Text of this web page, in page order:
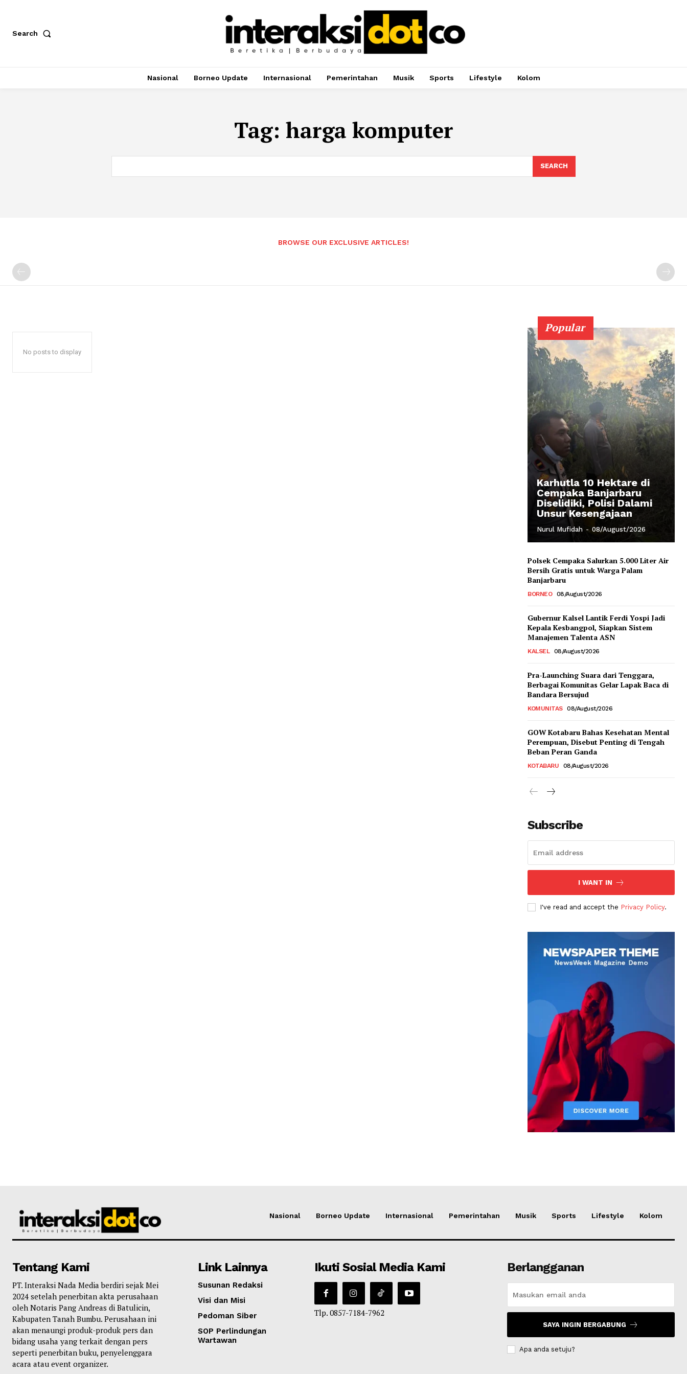
Search
Nasional Borneo Update Internasional Pemerintahan Musik Sports Lifestyle Kolom
Tag: harga komputer
SEARCH
BROWSE OUR EXCLUSIVE ARTICLES!
No posts to display
Popular
Karhutla 10 Hektare di
Cempaka Banjarbaru
Diselidiki, Polisi Dalami
Unsur Kesengajaan
Nurul Mufidah - 08/August/2026
Polsek Cempaka Salurkan 5.000 Liter Air
Bersih Gratis untuk Warga Palam
Banjarbaru
BORNEO 08/August/2026
Gubernur Kalsel Lantik Ferdi Yospi Jadi
Kepala Kesbangpol, Siapkan Sistem
Manajemen Talenta ASN
KALSEL 08/August/2026
Pra-Launching Suara dari Tenggara,
Berbagai Komunitas Gelar Lapak Baca di
Bandara Bersujud
KOMUNITAS 08/August/2026
GOW Kotabaru Bahas Kesehatan Mental
Perempuan, Disebut Penting di Tengah
Beban Peran Ganda
KOTABARU 08/August/2026
Subscribe
I WANT IN
I've read and accept the Privacy Policy.
Nasional Borneo Update Internasional Pemerintahan Musik Sports Lifestyle Kolom
Tentang Kami
PT. Interaksi Nada Media berdiri sejak Mei
2024 setelah penerbitan akta perusahaan
oleh Notaris Pang Andreas di Batulicin,
Kabupaten Tanah Bumbu. Perusahaan ini
akan menaungi produk-produk pers dan
bidang usaha yang terkait dengan pers
seperti penerbitan buku, penyelenggara
acara atau event organizer.
Link Lainnya
Susunan Redaksi
Visi dan Misi
Pedoman Siber
SOP Perlindungan
Wartawan
Ikuti Sosial Media Kami
Tlp. 0857-7184-7962
Berlangganan
SAYA INGIN BERGABUNG
Apa anda setuju?